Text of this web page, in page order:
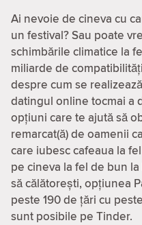
Ai nevoie de cineva cu
un festival? Sau poate
schimbările climatice la
miliarde de
despre cum se
datingul online tocmai a
opțiuni care te ajută să
remarcat(ă) de oamenii
care iubesc cafeaua la
pe cineva la fel de bun
să călătorești, opțiunea
peste 190 de țări cu
sunt posibile pe Tinder.